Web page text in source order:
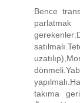
Bence
takıma